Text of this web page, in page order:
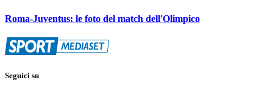
Roma-Juventus: le foto del match dell'Olimpico
Seguici su